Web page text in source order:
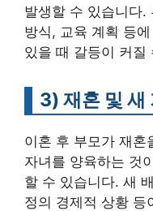
발생할 수 있습니다.
방식, 교육 계획 등
있을 때 갈등이 커질
3) 재혼 및 새
이혼 후 부모가 재혼
자녀를 양육하는 것
할 수 있습니다. 새
정의 경제적 상황 등